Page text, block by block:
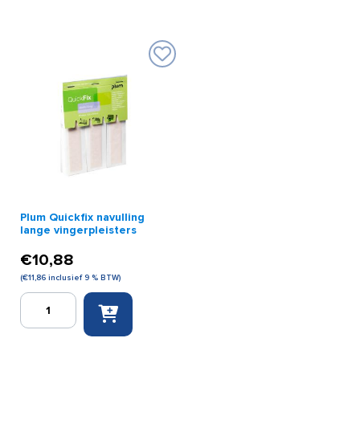
Plum Quickfix navulling
lange vingerpleisters
€10,88
(€11,86 inclusief 9 % BTW)
Plum
Quickfix